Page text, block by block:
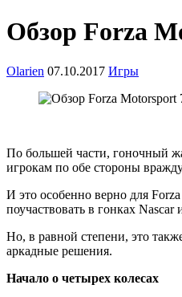
Обзор Forza
Olarien 07.10.2017 Игры
По большей части, гоночный
игрокам по обе стороны
И это особенно верно для
поучаствовать в гонках Nascar
Но, в равной степени, это
аркадные решения.
Начало о четырех колесах